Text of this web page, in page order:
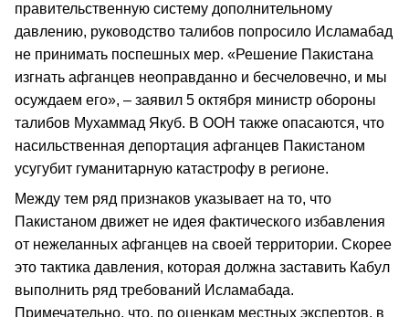
правительственную систему дополнительному
давлению, руководство талибов попросило Исламабад
не принимать поспешных мер. «Решение Пакистана
изгнать афганцев неоправданно и бесчеловечно, и мы
осуждаем его», – заявил 5 октября министр обороны
талибов Мухаммад Якуб. В ООН также опасаются, что
насильственная депортация афганцев Пакистаном
усугубит гуманитарную катастрофу в регионе.
Между тем ряд признаков указывает на то, что
Пакистаном движет не идея фактического избавления
от нежеланных афганцев на своей территории. Скорее
это тактика давления, которая должна заставить Кабул
выполнить ряд требований Исламабада.
Примечательно, что, по оценкам местных экспертов, в